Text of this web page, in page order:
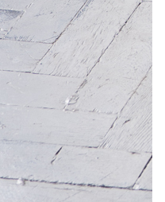
скрываются
о радости и горечи.
случается некая
к профессии.
Что именно
детского сада. Сначала
проработал лет
когда работа